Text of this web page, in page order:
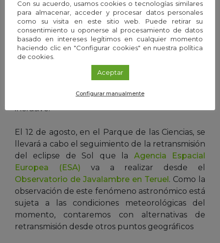
eclipses solares. Tras la sesión de planetario
programada para esta actividad, se ofrecerá una
explicación complementaria en vivo y, antes del
inicio de la observación astronómica en el
Observatorio, el público recibirá
recomendaciones básicas para la observación
segura del Sol durante un eclipse. Estas
las Noches de Astronomía hasta enero de 2028,
inclusive.
El 12 de agosto, en el Parque de las Ciencias, se
llevará a cabo el seguimiento de la retransmisión
del eclipse de Sol que la Agencia Espacial
Europea (ESA) va a realizar desde el
Observatorio de Javalambre en Teruel. Como la
observación de este fenómeno astronómico está
sujeta a las condiciones meteorológicas del
momento, contaremos con alternativas de
retransmisión desde otros puntos geográficos
Con su acuerdo, usamos cookies o tecnologías similares
para almacenar, acceder y procesar datos personales
como su visita en este sitio web. Puede retirar su
consentimiento u oponerse al procesamiento de datos
basado en intereses legítimos en cualquier momento
haciendo clic en "Configurar cookies" en nuestra política
de cookies.
Aceptar
Configurar manualmente